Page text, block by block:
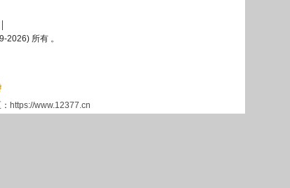
2026) 所有 。
https://www.12377.cn